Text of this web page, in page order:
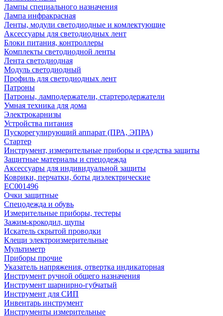
Лампы специального назначения
Лампа инфракрасная
Ленты, модули светодиодные и комлектующие
Аксессуары для светодиодных лент
Блоки питания, контроллеры
Комплекты светодиодной ленты
Лента светодиодная
Модуль светодиодный
Профиль для светодиодных лент
Патроны
Патроны, ламподержатели, стартеродержатели
Умная техника для дома
Электрокарнизы
Устройства питания
Пускорегулирующий аппарат (ПРА, ЭПРА)
Стартер
Инструмент, измерительные приборы и средства защиты
Защитные материалы и спецодежда
Аксессуары для индивидуальной защиты
Коврики, перчатки, боты диэлектрические
EC001496
Очки защитные
Спецодежда и обувь
Измерительные приборы, тестеры
Зажим-крокодил, щупы
Искатель скрытой проводки
Клещи электроизмерительные
Мультиметр
Приборы прочие
Указатель напряжения, отвертка индикаторная
Инструмент ручной общего назначения
Инструмент шарнирно-губчатый
Инструмент для СИП
Инвентарь инструмент
Инструменты измерительные